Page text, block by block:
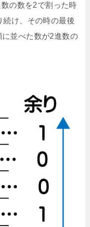
の数を2で割った時
続け、その時の最後
並べた数が2進数の